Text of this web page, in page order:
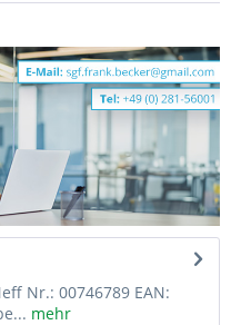
Nr.: 00746789 EAN:
mehr